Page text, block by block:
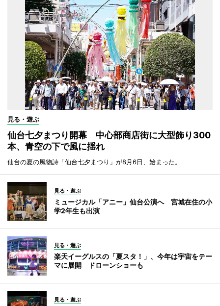
見る・遊ぶ
仙台七夕まつり開幕 中心部商店街に大型飾り300
本、青空の下で風に揺れ
仙台の夏の風物詩「仙台七夕まつり」が8月6日、始まった。
見る・遊ぶ
ミュージカル「アニー」仙台公演へ 宮城在住の小
学2年生も出演
見る・遊ぶ
楽天イーグルスの「夏スタ！」、今年は宇宙をテー
マに展開 ドローンショーも
見る・遊ぶ